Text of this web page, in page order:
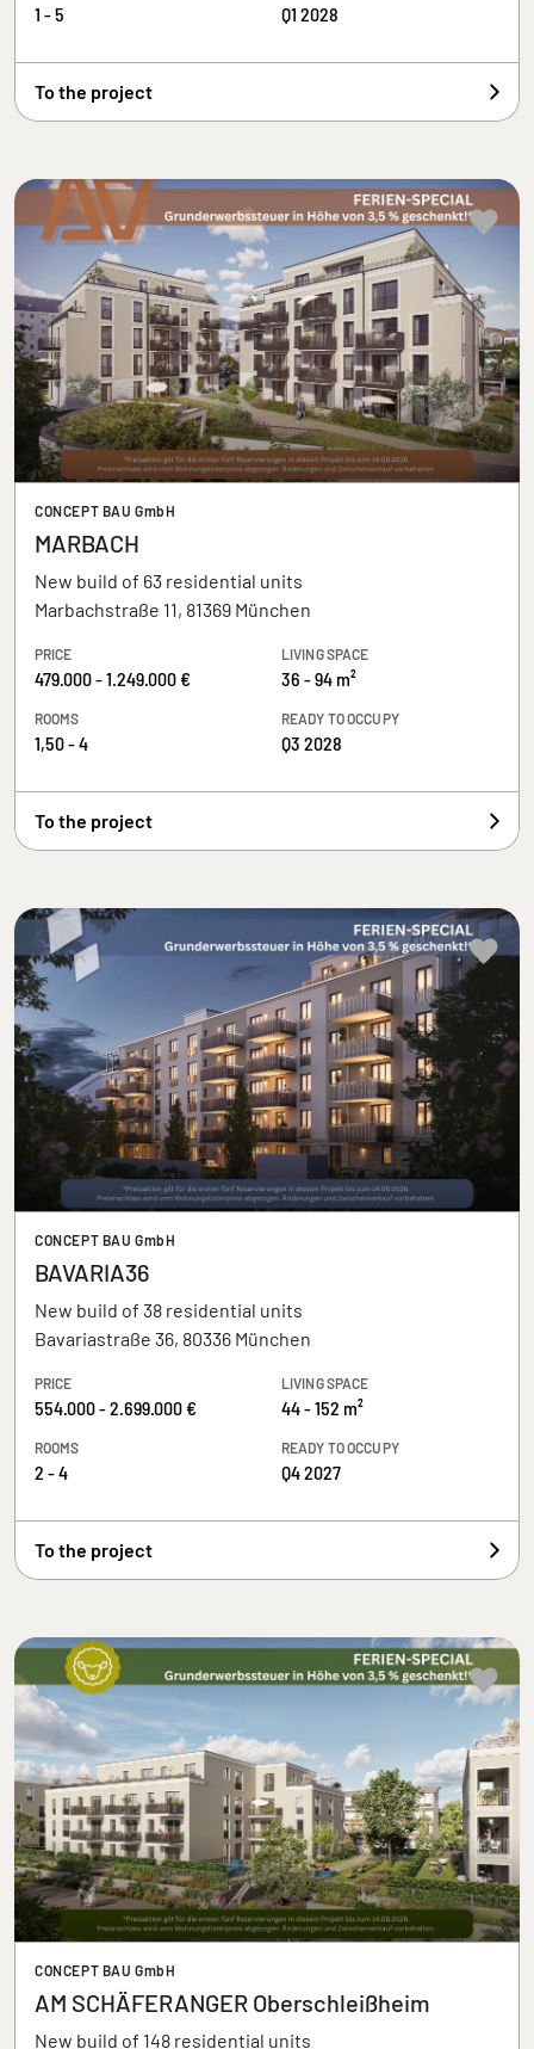
1 - 5 Q1 2028
To the project
CONCEPT BAU GmbH
MARBACH
New build of 63 residential units
Marbachstraße 11, 81369 München
PRICE
479.000 - 1.249.000 €
LIVING SPACE
36 - 94 m²
ROOMS
1,50 - 4
READY TO OCCUPY
Q3 2028
To the project
CONCEPT BAU GmbH
BAVARIA36
New build of 38 residential units
Bavariastraße 36, 80336 München
PRICE
554.000 - 2.699.000 €
LIVING SPACE
44 - 152 m²
ROOMS
2 - 4
READY TO OCCUPY
Q4 2027
To the project
CONCEPT BAU GmbH
AM SCHÄFERANGER Oberschleißheim
New build of 148 residential units